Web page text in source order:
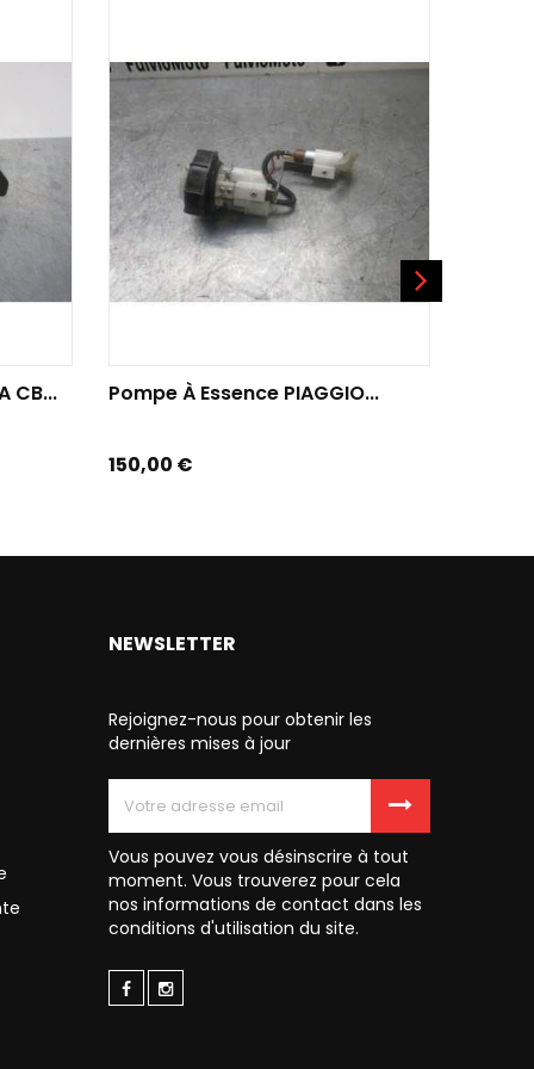
CB...
Pompe À Essence PIAGGIO...
Prix
150,00 €
NEWSLETTER
Rejoignez-nous pour obtenir les
dernières mises à jour
Vous pouvez vous désinscrire à tout
moment. Vous trouverez pour cela
nos informations de contact dans les
conditions d'utilisation du site.